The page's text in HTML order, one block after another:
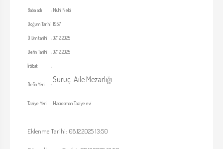
Baba adı : Nuhi Nebi
Doğum Tarihi 1957
Ölüm tarihi :07.12.2025
Defin Tarihi :07.12.2025
İrtibat :
Defin Yeri :Suruç Aile Mezarlığı
Taziye Yeri Hacıosman Taziye evi
Eklenme Tarihi: 08.12.2025 13:50